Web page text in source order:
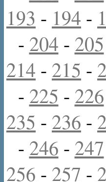
193 - 194 -
- 204 - 205
214 - 215 -
- 225 - 226
235 - 236 -
- 246 - 247
256 - 257 -